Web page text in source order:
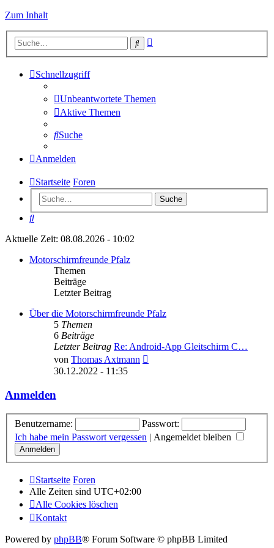
Zum Inhalt
Suche
Schnellzugriff
Unbeantwortete Themen
Aktive Themen
Suche
Anmelden
Startseite Foren
Suche
Suche
Aktuelle Zeit: 08.08.2026 - 10:02
Motorschirmfreunde Pfalz
Themen
Beiträge
Letzter Beitrag
Über die Motorschirmfreunde Pfalz
5 Themen
6 Beiträge
Letzter Beitrag Re: Android-App Gleitschirm C…
von Thomas Axtmann
30.12.2022 - 11:35
Anmelden
Benutzername:
Passwort:
Ich habe mein Passwort vergessen | Angemeldet bleiben
Startseite Foren
Alle Zeiten sind UTC+02:00
Alle Cookies löschen
Kontakt
Powered by phpBB® Forum Software © phpBB Limited